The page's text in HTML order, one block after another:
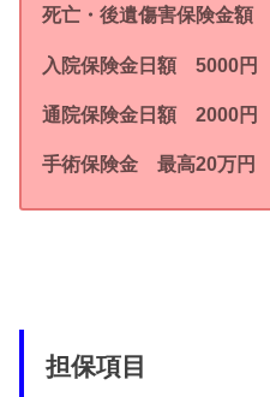
死亡・後遺傷害保険金額
入院保険金日額 5000円
通院保険金日額 2000円
手術保険金 最高20万円
担保項目